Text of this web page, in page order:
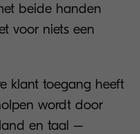
beide handen
voor niets een
klant toegang heeft
wordt door
en taal –